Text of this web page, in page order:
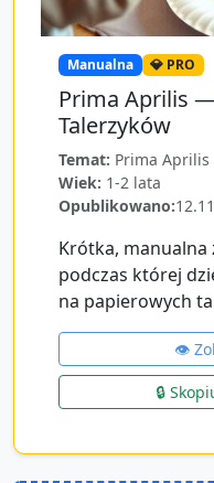
Manualna 💎 PRO
Prima Aprilis —
Talerzyków
Temat: Prima Aprilis
Wiek: 1-2 lata
Opublikowano:
Krótka, manualna
podczas której
na papierowych
👁️
🔒